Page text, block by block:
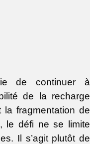
de continuer à
de la recharge
la fragmentation de
le défi ne se limite
Il s’agit plutôt de